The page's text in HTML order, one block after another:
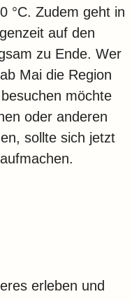
°C. Zudem geht in
auf den
zu Ende. Wer
Mai die Region
möchte
oder anderen
sollte sich jetzt
erleben und